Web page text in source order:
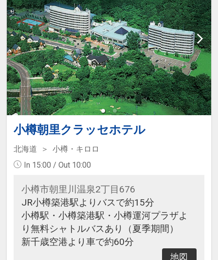
小樽朝里クラッセホテル
北海道
小樽・キロロ
In 15:00 / Out 10:00
小樽市朝里川温泉2丁目676
JR小樽築港駅よりバスで約15分
小樽駅・小樽築港駅・小樽運河プラザよ
り無料シャトルバスあり（夏季期間）
新千歳空港より車で約60分
地図